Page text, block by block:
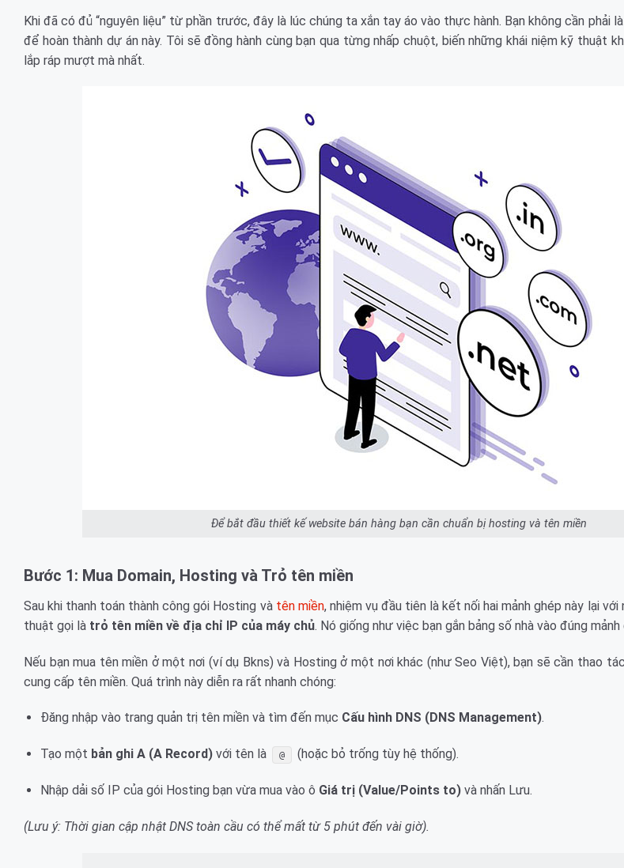
Khi đã có đủ “nguyên liệu” từ phần trước, đây là lúc chúng ta xắn tay áo vào thực hành. Bạn không cần phải
để hoàn thành dự án này. Tôi sẽ đồng hành cùng bạn qua từng nhấp chuột, biến những khái niệm kỹ thuật
lắp ráp mượt mà nhất.
Để bắt đầu thiết kế website bán hàng bạn cần chuẩn bị hosting và tên miền
Bước 1: Mua Domain, Hosting và Trỏ tên miền
Sau khi thanh toán thành công gói Hosting và tên miền, nhiệm vụ đầu tiên là kết nối hai mảnh ghép này lại với
thuật gọi là trỏ tên miền về địa chỉ IP của máy chủ. Nó giống như việc bạn gắn bảng số nhà vào đúng
Nếu bạn mua tên miền ở một nơi (ví dụ Bkns) và Hosting ở một nơi khác (như Seo Việt), bạn sẽ cần thao
cung cấp tên miền. Quá trình này diễn ra rất nhanh chóng:
Đăng nhập vào trang quản trị tên miền và tìm đến mục Cấu hình DNS (DNS Management).
Tạo một bản ghi A (A Record)với tên là @ (hoặc bỏ trống tùy hệ thống).
Nhập dải số IP của gói Hosting bạn vừa mua vào ô Giá trị (Value/Points to)và nhấn Lưu.
(Lưu ý: Thời gian cập nhật DNS toàn cầu có thể mất từ 5 phút đến vài giờ).